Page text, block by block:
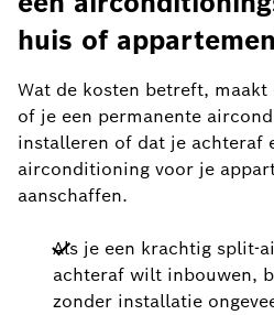
huis of
Wat de kosten betreft,
of je een permanente
installeren of dat je achteraf
airconditioning voor je
aanschaffen.
Als je een krachtig split-
achteraf wilt inbouwen,
zonder installatie